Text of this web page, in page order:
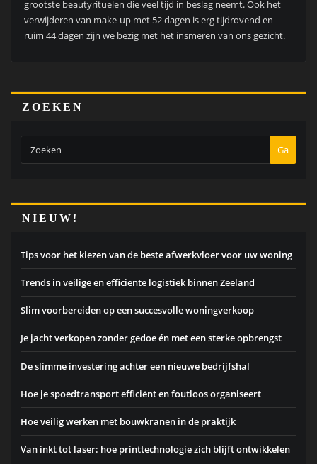
grootste beautyrituelen die veel tijd in beslag neemt. Ook het
verwijderen van make-up met 52 dagen is erg tijdrovend en
ruim 44 dagen zijn we bezig met het insmeren van ons gezicht.
ZOEKEN
Ga
NIEUW!
Tips voor het kiezen van de beste afwerkvloer voor uw woning
Trends in veilige en efficiënte logistiek binnen Zeeland
Slim voorbereiden op een succesvolle woningverkoop
Je jacht verkopen zonder gedoe én met een sterke opbrengst
De slimme investering achter een nieuwe bedrijfshal
Hoe je spoedtransport efficiënt en foutloos organiseert
Hoe veilig werken met bouwkranen in de praktijk
Van inkt tot laser: hoe printtechnologie zich blijft ontwikkelen